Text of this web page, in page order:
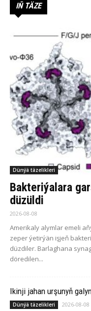
IŇ TÄZE
Dünýä täzelikleri
Bakteriýalara
düzüldi
2026-08-08
Amerikaly alymlar emeli
zeper ýetirýän işjeň
düzdiler. Barlaghana
döredilen...
Ikinji jahan urşunyň
Dünýä täzelikleri 2026-08-08